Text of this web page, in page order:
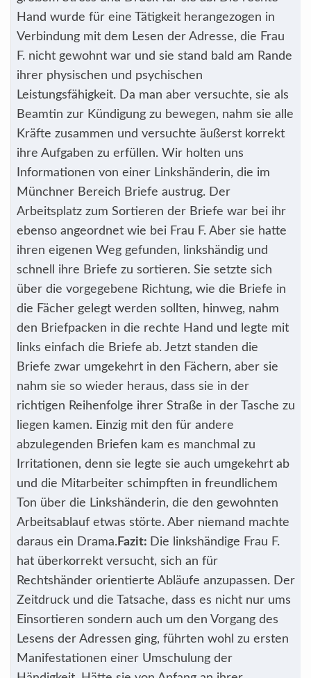
Hand wurde für eine Tätigkeit herangezogen in
Verbindung mit dem Lesen der Adresse, die Frau
F. nicht gewohnt war und sie stand bald am Rande
ihrer physischen und psychischen
Leistungsfähigkeit. Da man aber versuchte, sie als
Beamtin zur Kündigung zu bewegen, nahm sie alle
Kräfte zusammen und versuchte äußerst korrekt
ihre Aufgaben zu erfüllen. Wir holten uns
Informationen von einer Linkshänderin, die im
Münchner Bereich Briefe austrug. Der
Arbeitsplatz zum Sortieren der Briefe war bei ihr
ebenso angeordnet wie bei Frau F. Aber sie hatte
ihren eigenen Weg gefunden, linkshändig und
schnell ihre Briefe zu sortieren. Sie setzte sich
über die vorgegebene Richtung, wie die Briefe in
die Fächer gelegt werden sollten, hinweg, nahm
den Briefpacken in die rechte Hand und legte mit
links einfach die Briefe ab. Jetzt standen die
Briefe zwar umgekehrt in den Fächern, aber sie
nahm sie so wieder heraus, dass sie in der
richtigen Reihenfolge ihrer Straße in der Tasche zu
liegen kamen. Einzig mit den für andere
abzulegenden Briefen kam es manchmal zu
Irritationen, denn sie legte sie auch umgekehrt ab
und die Mitarbeiter schimpften in freundlichem
Ton über die Linkshänderin, die den gewohnten
Arbeitsablauf etwas störte. Aber niemand machte
daraus ein Drama. Fazit: Die linkshändige Frau F.
hat überkorrekt versucht, sich an für
Rechtshänder orientierte Abläufe anzupassen. Der
Zeitdruck und die Tatsache, dass es nicht nur ums
Einsortieren sondern auch um den Vorgang des
Lesens der Adressen ging, führten wohl zu ersten
Manifestationen einer Umschulung der